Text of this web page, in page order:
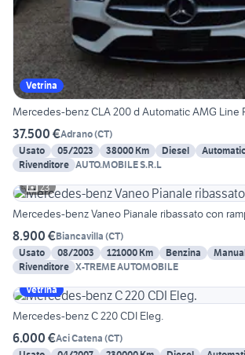
Vetrina
Mercedes-benz CLA 200 d Automatic AMG Line
37.500 €Adrano(CT)
Usato
05/2023 38000 Km Diesel
Rivenditore AUTO.MOBILE S.R.L
23
Mercedes-benz Vaneo Pianale ribassato con
8.900 €Biancavilla (CT)
Usato
08/2003 121000 Km Benzina
Rivenditore X-TREME AUTOMOBILE
Vetrina
Mercedes-benz C 220 CDI Eleg.
6.000 €Aci Catena (CT)